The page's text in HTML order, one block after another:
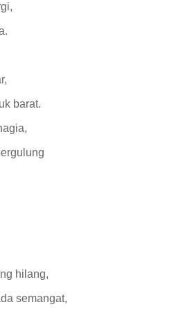
barat.
hilang,
semangat,